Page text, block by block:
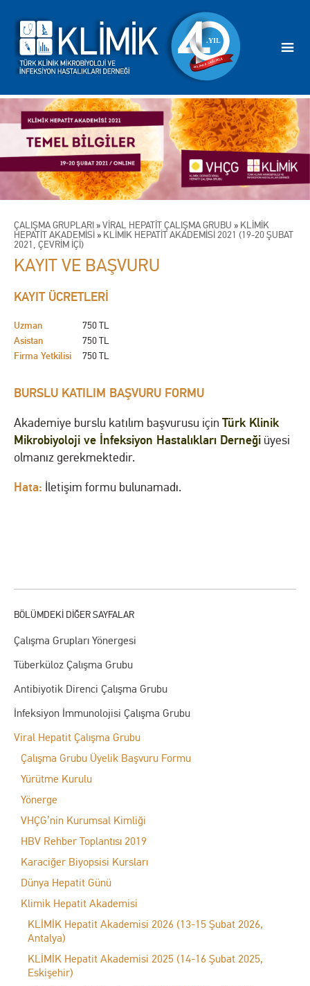
Çalışma Grupları Yönergesi
Tüberküloz Çalışma Grubu
Antibiyotik Direnci Çalışma Grubu
İnfeksiyon İmmunolojisi Çalışma Grubu
Viral Hepatit Çalışma Grubu
Çalışma Grubu Üyelik Başvuru Formu
Yürütme Kurulu
Yönerge
VHÇG’nin Kurumsal Kimliği
HBV Rehber Toplantısı 2019
Karaciğer Biyopsisi Kursları
Dünya Hepatit Günü
Klimik Hepatit Akademisi
KLİMİK Hepatit Akademisi 2026 (13-15 Şubat 2026,
Antalya)
KLİMİK Hepatit Akademisi 2025 (14-16 Şubat 2025,
Eskişehir)
ÇALIŞMA GRUPLARI »VİRAL HEPATİT ÇALIŞMA GRUBU » KLİMİK
HEPATİT AKADEMİSİ » KLİMİK HEPATİT AKADEMİSİ 2021 (19-20 ŞUBAT
2021, ÇEVRİM İÇİ)
KAYIT VE BAŞVURU
KAYIT ÜCRETLERİ
Uzman
750 TL
Asistan
750 TL
Firma Yetkilisi
750 TL
BURSLU KATILIM BAŞVURU FORMU
Akademiye burslu katılım başvurusu için Türk Klinik
Mikrobiyoloji ve İnfeksiyon Hastalıkları Derneği üyesi
olmanız gerekmektedir.
Hata: İletişim formu bulunamadı.